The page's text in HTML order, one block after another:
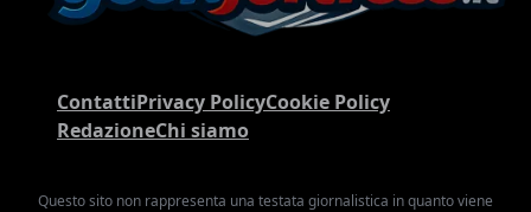
ContattiPrivacy PolicyCookie Policy
RedazioneChi siamo
Questo sito non rappresenta una testata giornalistica in quanto viene